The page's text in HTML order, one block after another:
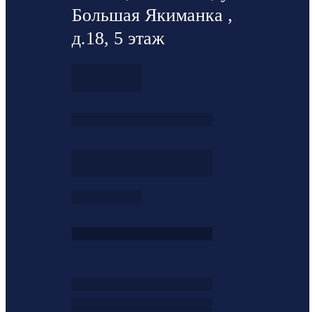
Большая Якиманка ,
д.18, 5 этаж